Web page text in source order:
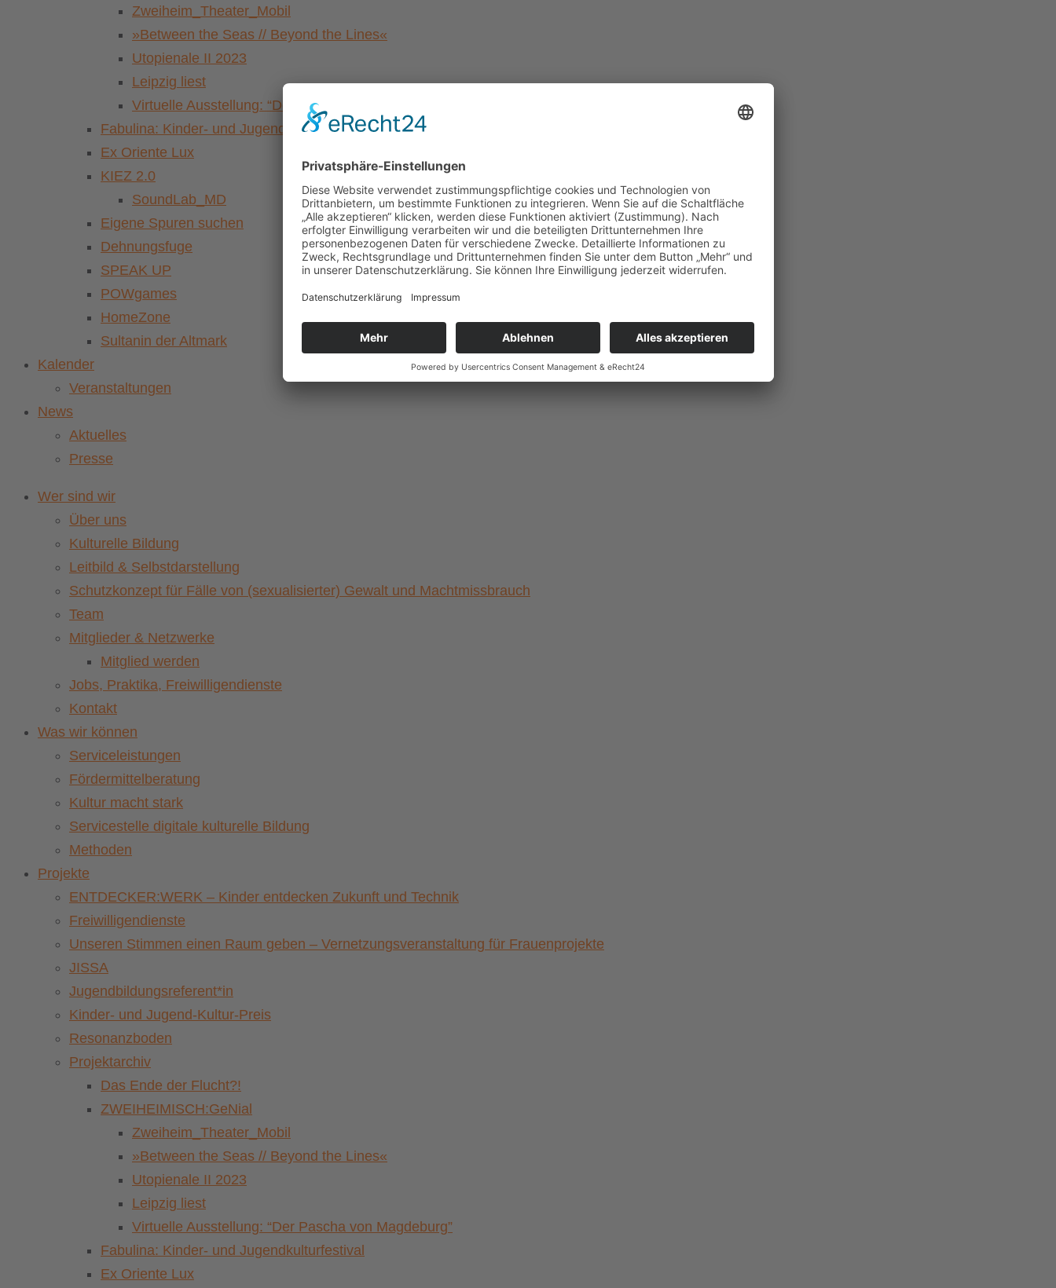
Zweiheim_Theater_Mobil
»Between the Seas // Beyond the Lines«
Utopienale II 2023
Leipzig liest
Virtuelle Ausstellung: “Der Pascha von Magdeburg”
Fabulina: Kinder- und Jugendkulturfestival
Ex Oriente Lux
KIEZ 2.0
SoundLab_MD
Eigene Spuren suchen
Dehnungsfuge
SPEAK UP
POWgames
HomeZone
Sultanin der Altmark
Kalender
Veranstaltungen
News
Aktuelles
Presse
Wer sind wir
Über uns
Kulturelle Bildung
Leitbild & Selbstdarstellung
Schutzkonzept für Fälle von (sexualisierter) Gewalt und Machtmissbrauch
Team
Mitglieder & Netzwerke
Mitglied werden
Jobs, Praktika, Freiwilligendienste
Kontakt
Was wir können
Serviceleistungen
Fördermittelberatung
Kultur macht stark
Servicestelle digitale kulturelle Bildung
Methoden
Projekte
ENTDECKER:WERK – Kinder entdecken Zukunft und Technik
Freiwilligendienste
Unseren Stimmen einen Raum geben – Vernetzungsveranstaltung für Frauenprojekte
JISSA
Jugendbildungsreferent*in
Kinder- und Jugend-Kultur-Preis
Resonanzboden
Projektarchiv
Das Ende der Flucht?!
ZWEIHEIMISCH:GeNial
Zweiheim_Theater_Mobil
»Between the Seas // Beyond the Lines«
Utopienale II 2023
Leipzig liest
Virtuelle Ausstellung: “Der Pascha von Magdeburg”
Fabulina: Kinder- und Jugendkulturfestival
Ex Oriente Lux